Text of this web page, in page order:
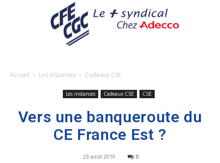
Accueil Les instances Cadeaux CSE
Les instances Cadeaux CSE CSE
Vers une banqueroute du
CE France Est ?
23 août 2010 0